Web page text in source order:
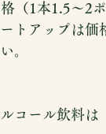
（1本1.5〜2
トアップは
。
コール飲料は